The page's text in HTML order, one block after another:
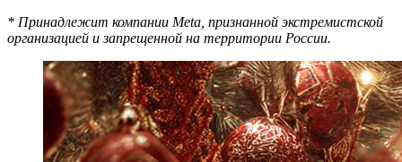
* Принадлежит компании Меtа, признанной экстремистской
организацией и запрещенной на территории России.